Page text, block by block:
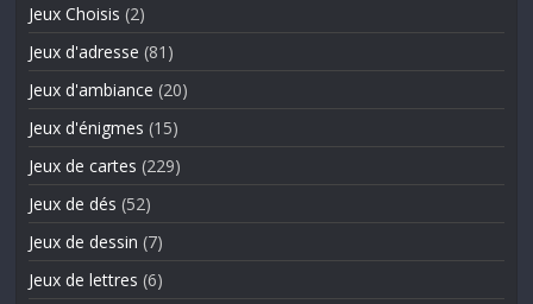
Jeux Choisis (2)
Jeux d'adresse (81)
Jeux d'ambiance (20)
Jeux d'énigmes (15)
Jeux de cartes (229)
Jeux de dés (52)
Jeux de dessin (7)
Jeux de lettres (6)